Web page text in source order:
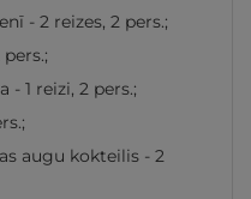
- 2 reizes, 2 pers.;
- 1 reizi, 2 pers.;
augu kokteilis - 2